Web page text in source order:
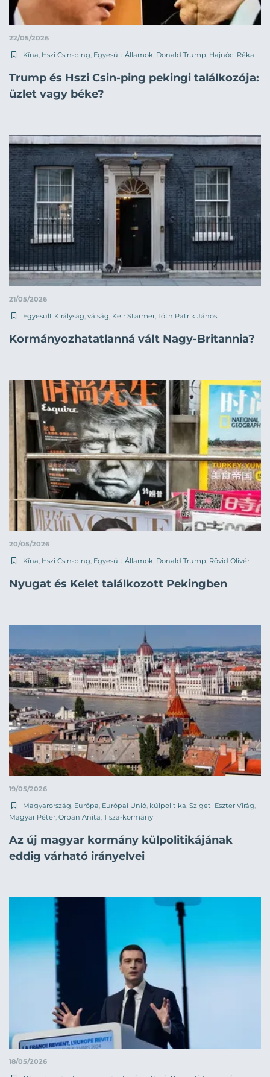
22/05/2026
Kína Hszi Csin-ping Egyesült Államok Donald Trump Hajnóci Réka
Trump és Hszi Csin-ping pekingi találkozója:
üzlet vagy béke?
21/05/2026
Egyesült Királyság, válság, Keir Starmer, Tóth Patrik János
Kormányozhatatlanná vált Nagy-Britannia?
20/05/2026
Kína, Hszi Csin-ping, Egyesült Államok, Donald Trump, Rövid Olivér
Nyugat és Kelet találkozott Pekingben
19/05/2026
Magyarország, Európa, Európai Unió, külpolitika, Szigeti Eszter Virág,
Magyar Péter, Orbán Anita, Tisza-kormány
Az új magyar kormány külpolitikájának
eddig várható irányelvei
18/05/2026